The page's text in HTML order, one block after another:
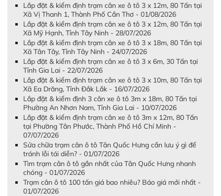
Lắp đặt & kiểm định trạm cân xe ô tô 3 x 12m, 80 Tấn tại
Xã Vị Thanh 1, Thành Phố Cần Thơ - 01/08/2026
Lắp đặt & kiểm định trạm cân xe ô tô 3 x 12m, 80 Tấn tại
Xã Mỹ Hạnh, Tỉnh Tây Ninh - 28/07/2026
Lắp đặt & kiểm định trạm cân xe ô tô 3 x 18m, 80 Tấn tại
Xã Tân Tây, Tỉnh Tây Ninh - 24/07/2026
Lắp đặt & kiểm định trạm cân xe ô tô 3 x 6m, 30 Tấn tại
Tỉnh Gia Lai - 22/07/2026
Lắp đặt & kiểm định trạm cân xe ô tô 3 x 10m, 80 Tấn tại
Xã Ea Drăng, Tỉnh Đắk Lắk - 16/07/2026
Lắp đặt & kiểm định 3 cân xe ô tô 3m x 18m, 80 Tấn tại
Phường An Nhơn Nam, Tỉnh Gia Lai - 10/07/2026
Lắp đặt & kiểm định trạm cân xe ô tô 3m x 12m, 80 Tấn
tại Phường Tân Phước, Thành Phố Hồ Chí Minh -
07/07/2026
Sửa chữa trạm cân ô tô Tân Quốc Hưng cần lưu ý gì để
tránh lỗi tái diễn? - 01/07/2026
Tìm trạm cân ô tô gần nhất của Tân Quốc Hưng nhanh
chóng - 01/07/2026
Trạm cân ô tô 100 tấn giá bao nhiêu? Báo giá mới nhất -
01/07/2026